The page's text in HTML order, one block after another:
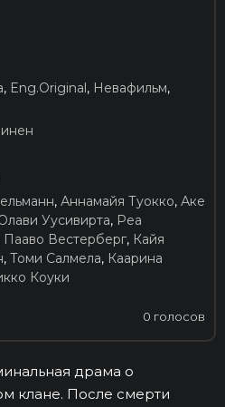
, Eng.Original , Невафильм,
, Аннамайя Туокко, Аке
Уусивирта, Реа
Пааво Вестерберг, Кайя
, Томи Салмела, Каарина
Коуки
0 голосов
драма о
клане. После смерти